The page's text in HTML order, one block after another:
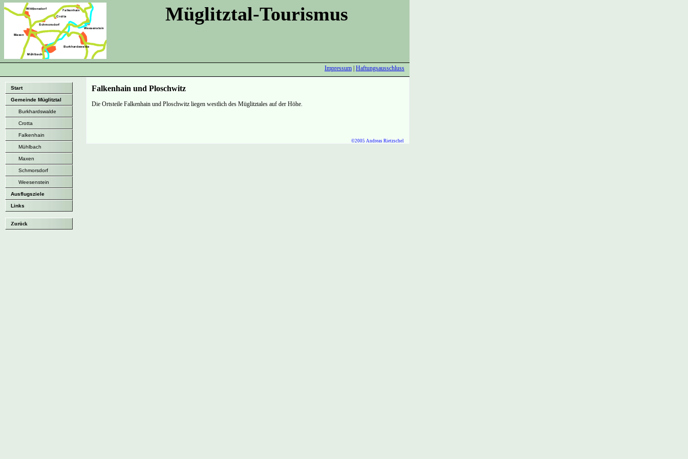
Müglitztal-Tourismus
Impressum Haftungsausschluss
Start
Gemeinde Müglitztal
Burkhardswalde
Crotta
Falkenhain
Mühlbach
Maxen
Schmorsdorf
Weesenstein
Ausflugsziele
Links
Zurück
Falkenhain und Ploschwitz
Die Ortsteile Falkenhain und Ploschwitz liegen westlich des Müglitztales auf der Höhe.
©2005 Andreas Rietzschel